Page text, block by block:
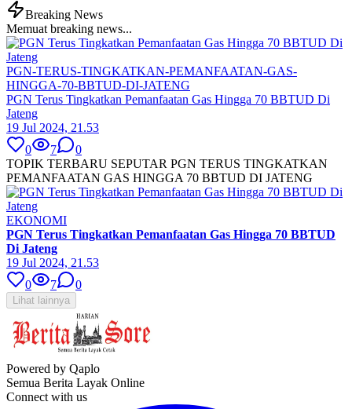
Breaking News
Memuat breaking news...
PGN-TERUS-TINGKATKAN-PEMANFAATAN-GAS-
HINGGA-70-BBTUD-DI-JATENG
PGN Terus Tingkatkan Pemanfaatan Gas Hingga 70 BBTUD Di
Jateng
19 Jul 2024, 21.53
0
7
0
TOPIK TERBARU SEPUTAR PGN TERUS TINGKATKAN
PEMANFAATAN GAS HINGGA 70 BBTUD DI JATENG
EKONOMI
PGN Terus Tingkatkan Pemanfaatan Gas Hingga 70 BBTUD
Di Jateng
19 Jul 2024, 21.53
0
7 0
Lihat lainnya
Powered by Qaplo
Semua Berita Layak Online
Connect with us